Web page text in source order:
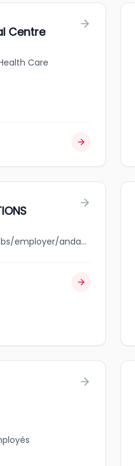
Centre
Care
jobbank.gc.ca/browsejobs/employer/andaaz+creations/ca